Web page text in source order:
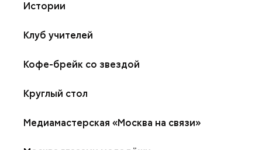
Истории
Клуб учителей
Кофе-брейк со звездой
Круглый стол
Медиамастерская «Москва на связи»